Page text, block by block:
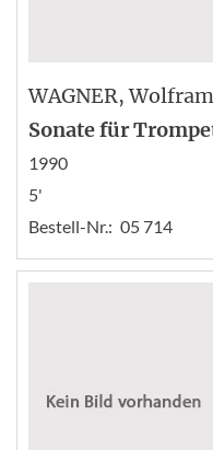
WAGNER, Wolfram
Sonate für
1990
5'
Bestell-Nr.: 05 714